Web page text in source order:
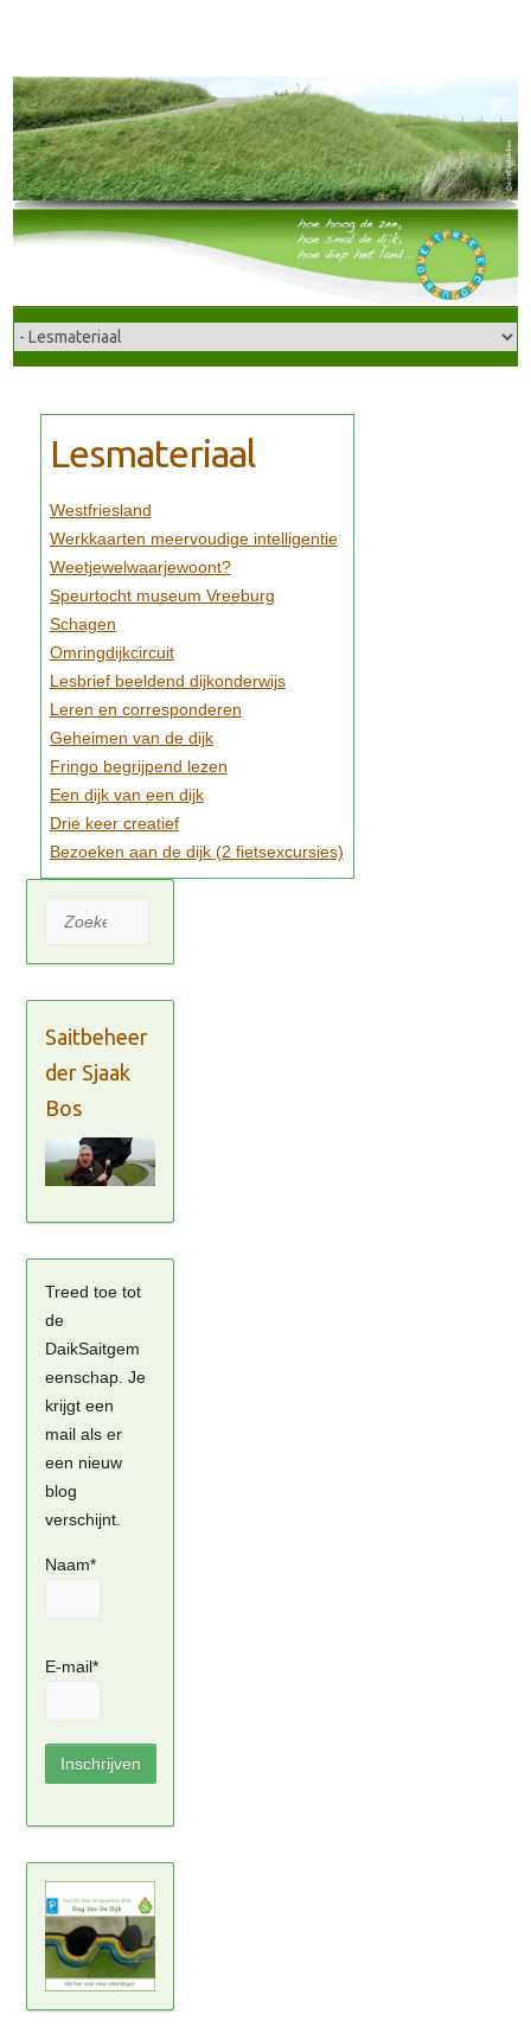
Westfriesland
Werkkaarten meervoudige intelligentie
Weetjewelwaarjewoont?
Speurtocht museum Vreeburg
Schagen
Omringdijkcircuit
Lesbrief beeldend dijkonderwijs
Leren en corresponderen
Geheimen van de dijk
Fringo begrijpend lezen
Een dijk van een dijk
Drie keer creatief
Bezoeken aan de dijk (2 fietsexcursies)
Zoeken
Saitbeheer
der Sjaak
Bos
Treed toe tot
de
DaikSaitgem
eenschap. Je
krijgt een
mail als er
een nieuw
blog
verschijnt.
Naam*
E-mail*